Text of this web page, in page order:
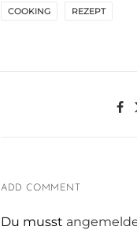
COOKING REZEPT
ADD COMMENT
Du musst